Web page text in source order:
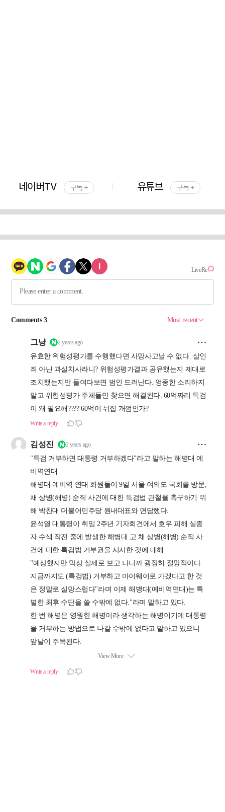
네이버TV 구독 + 유튜브 구독 +